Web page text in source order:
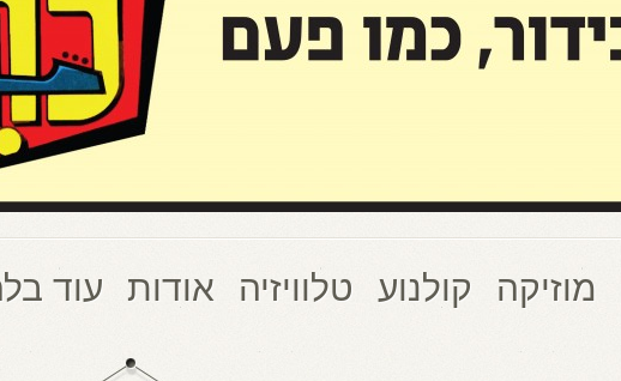
מוזיקה קולנוע טלוויזיה אודות עוד